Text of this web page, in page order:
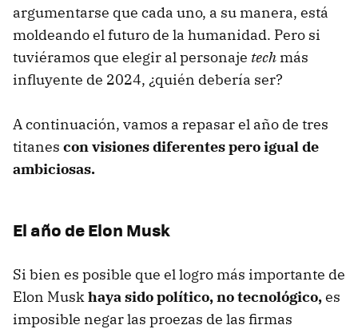
argumentarse que cada uno, a su manera, está
moldeando el futuro de la humanidad. Pero si
tuviéramos que elegir al personaje tech más
influyente de 2024, ¿quién debería ser?
A continuación, vamos a repasar el año de tres
titanes con visiones diferentes pero igual de
ambiciosas.
El año de Elon Musk
Si bien es posible que el logro más importante de
Elon Musk haya sido político, no tecnológico,es
imposible negar las proezas de las firmas